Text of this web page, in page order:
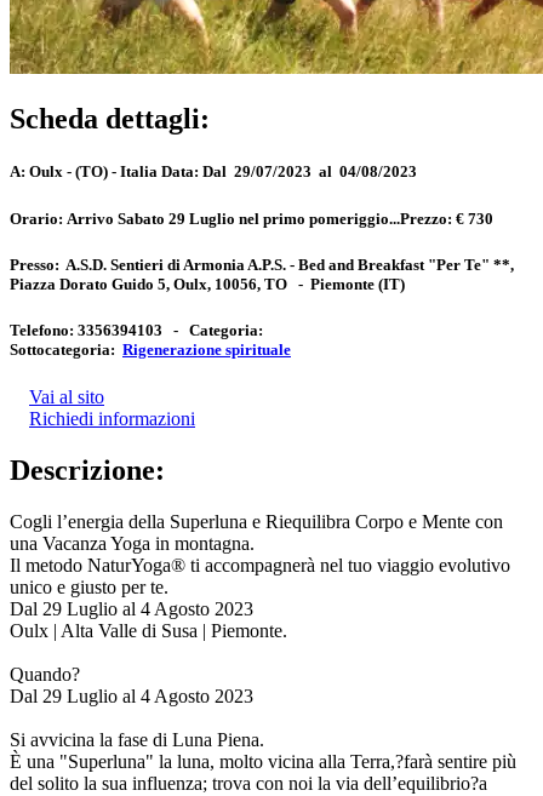
Scheda dettagli:
A: Oulx - (TO) - Italia Data: Dal 29/07/2023 al 04/08/2023
Orario: Arrivo Sabato 29 Luglio nel primo pomeriggio...Prezzo: € 730
Presso: A.S.D. Sentieri di Armonia A.P.S. - Bed and Breakfast "Per Te" **,
Piazza Dorato Guido 5, Oulx, 10056, TO - Piemonte (IT)
Telefono: 3356394103 - Categoria:
Sottocategoria: Rigenerazione spirituale
Vai al sito
Richiedi informazioni
Descrizione:
Cogli l’energia della Superluna e Riequilibra Corpo e Mente con
una Vacanza Yoga in montagna.
Il metodo NaturYoga® ti accompagnerà nel tuo viaggio evolutivo
unico e giusto per te.
Dal 29 Luglio al 4 Agosto 2023
Oulx | Alta Valle di Susa | Piemonte.
Quando?
Dal 29 Luglio al 4 Agosto 2023
Si avvicina la fase di Luna Piena.
È una "Superluna" la luna, molto vicina alla Terra,?farà sentire più
del solito la sua influenza; trova con noi la via dell’equilibrio?a